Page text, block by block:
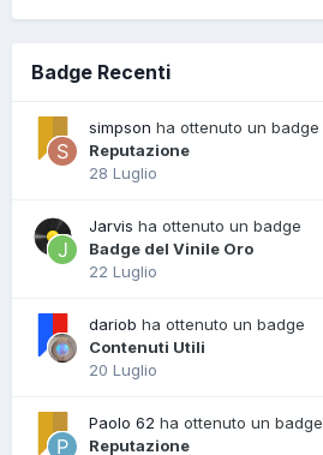
Badge Recenti
simpson ha ottenuto un badge
Reputazione
28 Luglio
Jarvis ha ottenuto un badge
Badge del Vinile Oro
22 Luglio
dariob ha ottenuto un badge
Contenuti Utili
20 Luglio
Paolo 62 ha ottenuto un badge
Reputazione